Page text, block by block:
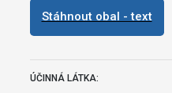
Stáhnout obal - text
ÚČINNÁ LÁTKA: